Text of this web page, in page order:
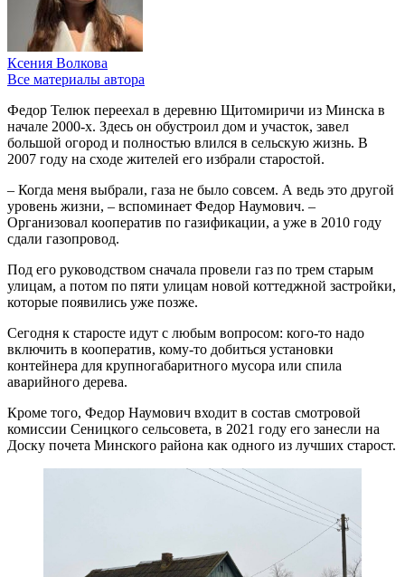
Ксения Волкова
Все материалы автора
Федор Телюк переехал в деревню Щитомиричи из Минска в
начале 2000‑х. Здесь он обустроил дом и участок, завел
большой огород и полностью влился в сельскую жизнь. В
2007 году на сходе жителей его избрали старостой.​
– Когда меня выбрали, газа не было совсем. А ведь это другой
уровень жизни, – вспоминает Федор Наумович. –
Организовал кооператив по газификации, а уже в 2010 году
сдали газопровод.
Под его руководством сначала провели газ по трем старым
улицам, а потом по пяти улицам новой коттеджной застройки,
которые появились уже позже.​
Сегодня к старосте идут с любым вопросом: кого‑то надо
включить в кооператив, кому‑то добиться установки
контейнера для крупногабаритного мусора или спила
аварийного дерева.
Кроме того, Федор Наумович входит в состав смотровой
комиссии Сеницкого сельсовета, в 2021 году его занесли на
Доску почета Минского района как одного из лучших старост.​